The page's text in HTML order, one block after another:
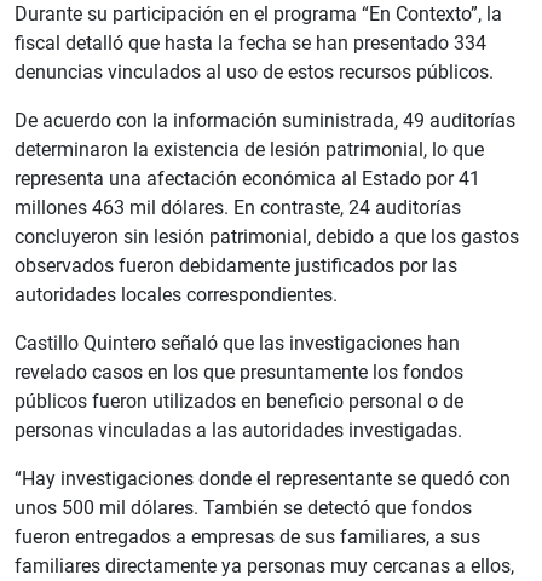
Durante su participación en el programa “En Contexto”, la
fiscal detalló que hasta la fecha se han presentado 334
denuncias vinculados al uso de estos recursos públicos.
De acuerdo con la información suministrada, 49 auditorías
determinaron la existencia de lesión patrimonial, lo que
representa una afectación económica al Estado por 41
millones 463 mil dólares. En contraste, 24 auditorías
concluyeron sin lesión patrimonial, debido a que los gastos
observados fueron debidamente justificados por las
autoridades locales correspondientes.
Castillo Quintero señaló que las investigaciones han
revelado casos en los que presuntamente los fondos
públicos fueron utilizados en beneficio personal o de
personas vinculadas a las autoridades investigadas.
“Hay investigaciones donde el representante se quedó con
unos 500 mil dólares. También se detectó que fondos
fueron entregados a empresas de sus familiares, a sus
familiares directamente ya personas muy cercanas a ellos,